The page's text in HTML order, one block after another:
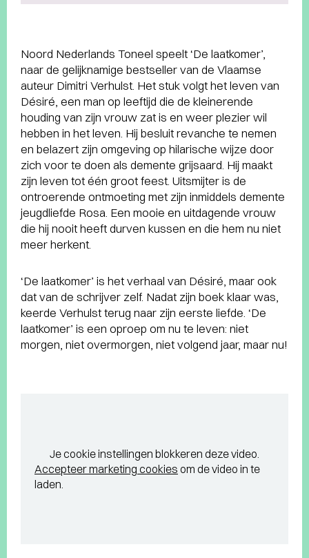
Noord Nederlands Toneel speelt ‘De laatkomer’,
naar de gelijknamige bestseller van de Vlaamse
auteur Dimitri Verhulst. Het stuk volgt het leven van
Désiré, een man op leeftijd die de kleinerende
houding van zijn vrouw zat is en weer plezier wil
hebben in het leven. Hij besluit revanche te nemen
en belazert zijn omgeving op hilarische wijze door
zich voor te doen als demente grijsaard. Hij maakt
zijn leven tot één groot feest. Uitsmijter is de
ontroerende ontmoeting met zijn inmiddels demente
jeugdliefde Rosa. Een mooie en uitdagende vrouw
die hij nooit heeft durven kussen en die hem nu niet
meer herkent.
‘De laatkomer’ is het verhaal van Désiré, maar ook
dat van de schrijver zelf. Nadat zijn boek klaar was,
keerde Verhulst terug naar zijn eerste liefde. ‘De
laatkomer’ is een oproep om nu te leven: niet
morgen, niet overmorgen, niet volgend jaar, maar nu!
Je cookie instellingen blokkeren deze video.
Accepteer marketing cookies om de video in te
laden.